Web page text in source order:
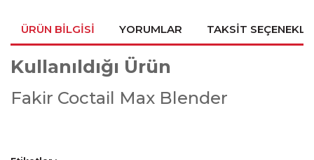
ÜRÜN BILGISI YORUMLAR TAKSIT
Kullanıldığı Ürün
Fakir Coctail Max Blender